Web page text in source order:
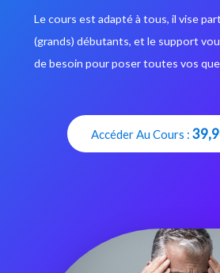
Le cours est adapté à tous, il vise
(grands) débutants, et le support
de besoin pour poser toutes vos
Accéder Au Cours :